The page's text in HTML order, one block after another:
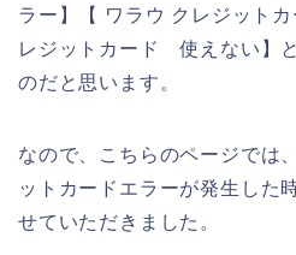
ラー】【 ワラウ クレジット
レジットカード 使えない】
のだと思います。
なので、こちらのページでは
ットカードエラーが発生した
せていただきました。